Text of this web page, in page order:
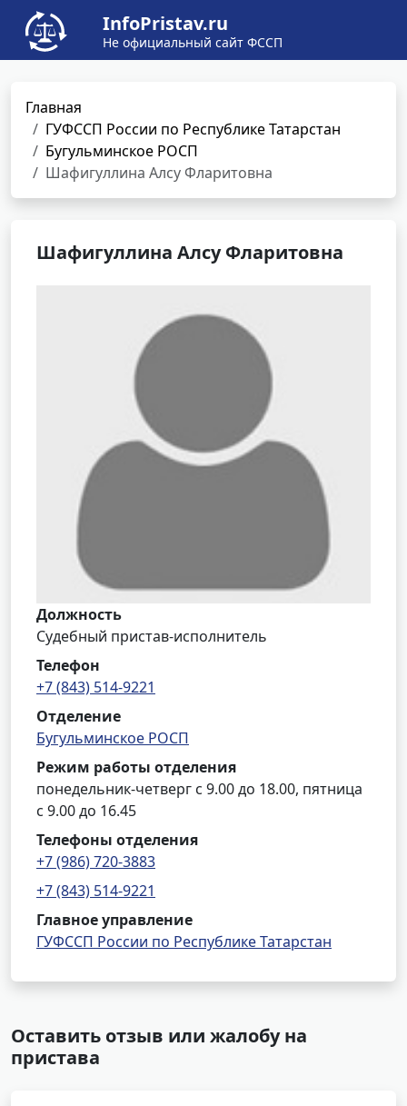
InfoPristav.ru
Не официальный сайт ФССП
Главная
ГУФССП России по Республике Татарстан
Бугульминское РОСП
Шафигуллина Алсу Фларитовна
Шафигуллина Алсу Фларитовна
Должность
Судебный пристав-исполнитель
Телефон
+7 (843) 514-9221
Отделение
Бугульминское РОСП
Режим работы отделения
понедельник-четверг с 9.00 до 18.00, пятница
с 9.00 до 16.45
Телефоны отделения
+7 (986) 720-3883
+7 (843) 514-9221
Главное управление
ГУФССП России по Республике Татарстан
Оставить отзыв или жалобу на
пристава